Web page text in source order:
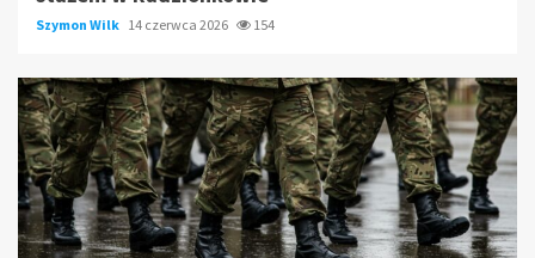
Szymon Wilk 14 czerwca 2026 154